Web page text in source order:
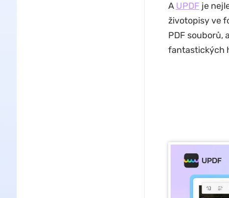
A UPDF je
životopisy ve
PDF souborů,
fantastických